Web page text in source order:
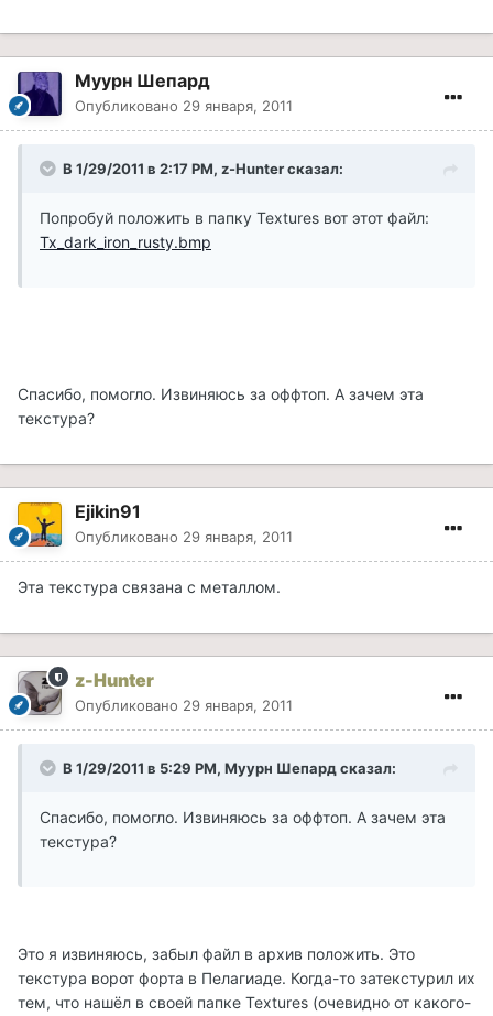
Муурн Шепард
Опубликовано 29 января, 2011
В 1/29/2011 в 2:17 PM, z-Hunter сказал:
Попробуй положить в папку Textures вот этот файл:
Tx_dark_iron_rusty.bmp
Спасибо, помогло. Извиняюсь за оффтоп. А зачем эта
текстура?
Ejikin91
Опубликовано 29 января, 2011
Эта текстура связана с металлом.
z-Hunter
Опубликовано 29 января, 2011
В 1/29/2011 в 5:29 PM, Муурн Шепард сказал:
Спасибо, помогло. Извиняюсь за оффтоп. А зачем эта
текстура?
Это я извиняюсь, забыл файл в архив положить. Это
текстура ворот форта в Пелагиаде. Когда-то затекстурил их
тем, что нашёл в своей папке Textures (очевидно от какого-